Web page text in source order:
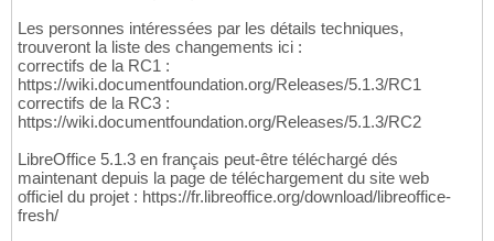
Les personnes intéressées par les détails techniques,
trouveront la liste des changements ici :
correctifs de la RC1 :
https://wiki.documentfoundation.org/Releases/5.1.3/RC1
correctifs de la RC3 :
https://wiki.documentfoundation.org/Releases/5.1.3/RC2
LibreOffice 5.1.3 en français peut-être téléchargé dés
maintenant depuis la page de téléchargement du site web
officiel du projet : https://fr.libreoffice.org/download/libreoffice-
fresh/